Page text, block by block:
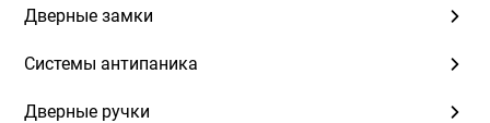
Дверные замки
Системы антипаника
Дверные ручки